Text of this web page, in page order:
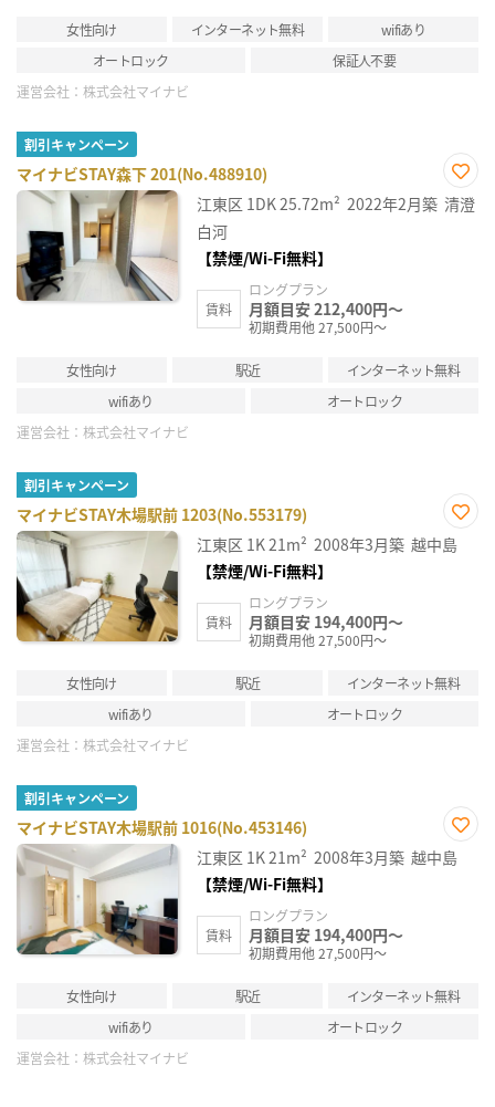
女性向け インターネット無料
wifiあり
オートロック
保証人不要
運営会社： 株式会社マイナビ
割引キャンペーン
マイナビSTAY森下 201(No.488910)
お気
に入
江東区 1DK25.72m² 2022年2月築 清澄
白河
【禁煙/Wi-Fi無料】
賃料
ロングプラン
月額目安 212,400円～
初期費用他 27,500円～
女性向け 駅近
インターネット無料
wifiあり
オートロック
運営会社： 株式会社マイナビ
割引キャンペーン
マイナビSTAY木場駅前 1203(No.553179)
お気
に入
江東区 1K21m² 2008年3月築 越中島
【禁煙/Wi-Fi無料】
賃料
ロングプラン
月額目安 194,400円～
初期費用他 27,500円～
女性向け 駅近
インターネット無料
wifiあり
オートロック
運営会社： 株式会社マイナビ
割引キャンペーン
マイナビSTAY木場駅前 1016(No.453146)
お気
に入
江東区 1K21m² 2008年3月築 越中島
【禁煙/Wi-Fi無料】
賃料
ロングプラン
月額目安 194,400円～
初期費用他 27,500円～
女性向け 駅近
インターネット無料
wifiあり
オートロック
運営会社： 株式会社マイナビ